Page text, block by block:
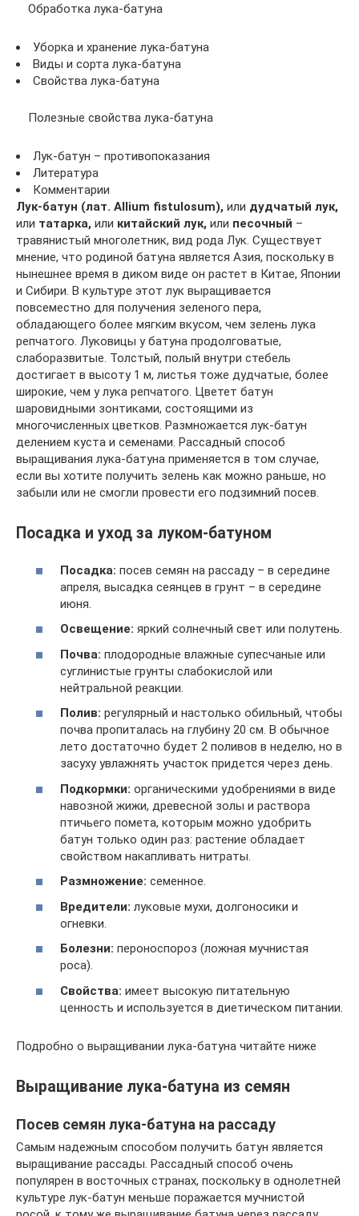
Обработка лука-батуна
Уборка и хранение лука-батуна
Виды и сорта лука-батуна
Свойства лука-батуна
Полезные свойства лука-батуна
Лук-батун – противопоказания
Литература
Комментарии
Лук-батун (лат. Allium fistulosum), или дудчатый лук,
или татарка, или китайский лук, или песочный –
травянистый многолетник, вид рода Лук. Существует
мнение, что родиной батуна является Азия, поскольку в
нынешнее время в диком виде он растет в Китае, Японии
и Сибири. В культуре этот лук выращивается
повсеместно для получения зеленого пера,
обладающего более мягким вкусом, чем зелень лука
репчатого. Луковицы у батуна продолговатые,
слаборазвитые. Толстый, полый внутри стебель
достигает в высоту 1 м, листья тоже дудчатые, более
широкие, чем у лука репчатого. Цветет батун
шаровидными зонтиками, состоящими из
многочисленных цветков. Размножается лук-батун
делением куста и семенами. Рассадный способ
выращивания лука-батуна применяется в том случае,
если вы хотите получить зелень как можно раньше, но
забыли или не смогли провести его подзимний посев.
Посадка и уход за луком-батуном
Посадка: посев семян на рассаду – в середине
апреля, высадка сеянцев в грунт – в середине
июня.
Освещение: яркий солнечный свет или полутень.
Почва: плодородные влажные супесчаные или
суглинистые грунты слабокислой или
нейтральной реакции.
Полив: регулярный и настолько обильный, чтобы
почва пропиталась на глубину 20 см. В обычное
лето достаточно будет 2 поливов в неделю, но в
засуху увлажнять участок придется через день.
Подкормки: органическими удобрениями в виде
навозной жижи, древесной золы и раствора
птичьего помета, которым можно удобрить
батун только один раз: растение обладает
свойством накапливать нитраты.
Размножение: семенное.
Вредители: луковые мухи, долгоносики и
огневки.
Болезни: пероноспороз (ложная мучнистая
роса).
Свойства: имеет высокую питательную
ценность и используется в диетическом питании.
Подробно о выращивании лука-батуна читайте ниже
Выращивание лука-батуна из семян
Посев семян лука-батуна на рассаду
Самым надежным способом получить батун является
выращивание рассады. Рассадный способ очень
популярен в восточных странах, поскольку в однолетней
культуре лук-батун меньше поражается мучнистой